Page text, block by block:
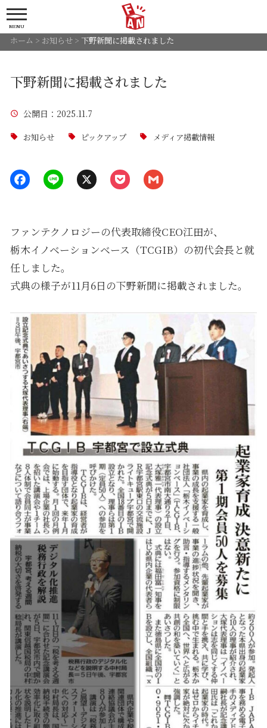
MENU
ホーム > お知らせ> 下野新聞に掲載されました
下野新聞に掲載されました
公開日 ：2025.11.7
お知らせ ピックアップ メディア掲載情報
ファンテクノロジーの代表取締役CEO江田が、
栃木イノベーションベース（TCGIB）の初代会長と就
任しました。
式典の様子が11月6日の下野新聞に掲載されました。